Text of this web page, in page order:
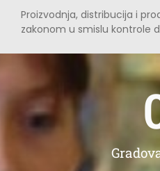
Proizvodnja, distribucija i
zakonom u smislu kontrole